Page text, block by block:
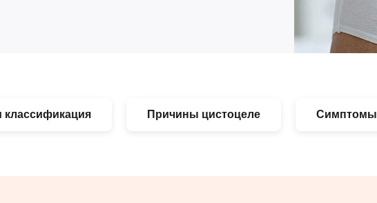
классификация Причины цистоцеле Симптомы